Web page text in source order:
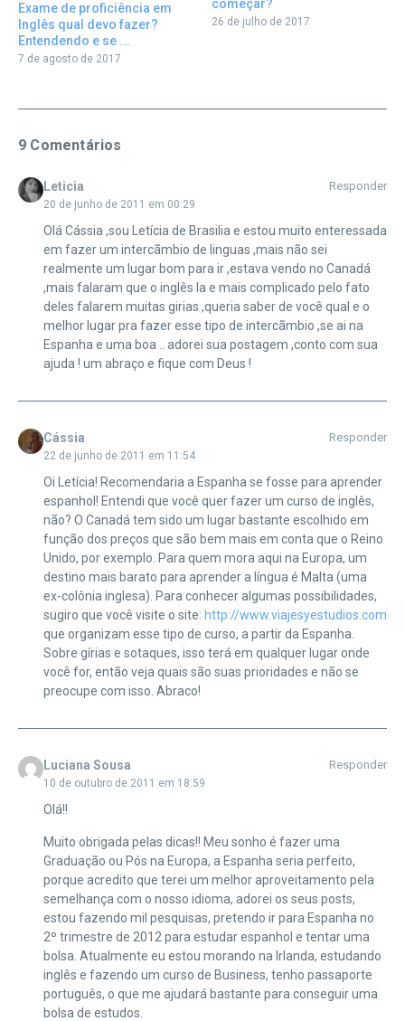
Exame de proficiência em
Inglês qual devo fazer?
Entendendo e se ...
7 de agosto de 2017
começar?
26 de julho de 2017
9 Comentários
Leticia
20 de junho de 2011 em 00:29
Responder
Olá Cássia ,sou Letícia de Brasilia e estou muito enteressada
em fazer um intercãmbio de linguas ,mais não sei
realmente um lugar bom para ir ,estava vendo no Canadá
,mais falaram que o inglês la e mais complicado pelo fato
deles falarem muitas girias ,queria saber de você qual e o
melhor lugar pra fazer esse tipo de intercãmbio ,se ai na
Espanha e uma boa .. adorei sua postagem ,conto com sua
ajuda ! um abraço e fique com Deus !
Cássia
22 de junho de 2011 em 11:54
Responder
Oi Letícia! Recomendaria a Espanha se fosse para aprender
espanhol! Entendi que você quer fazer um curso de inglês,
não? O Canadá tem sido um lugar bastante escolhido em
função dos preços que são bem mais em conta que o Reino
Unido, por exemplo. Para quem mora aqui na Europa, um
destino mais barato para aprender a língua é Malta (uma
ex-colônia inglesa). Para conhecer algumas possibilidades,
sugiro que você visite o site: http://www.viajesyestudios.com
que organizam esse tipo de curso, a partir da Espanha.
Sobre gírias e sotaques, isso terá em qualquer lugar onde
você for, então veja quais são suas prioridades e não se
preocupe com isso. Abraco!
Luciana Sousa
10 de outubro de 2011 em 18:59
Responder
Olá!!
Muito obrigada pelas dicas!! Meu sonho é fazer uma
Graduação ou Pós na Europa, a Espanha seria perfeito,
porque acredito que terei um melhor aproveitamento pela
semelhança com o nosso idioma, adorei os seus posts,
estou fazendo mil pesquisas, pretendo ir para Espanha no
2º trimestre de 2012 para estudar espanhol e tentar uma
bolsa. Atualmente eu estou morando na Irlanda, estudando
inglês e fazendo um curso de Business, tenho passaporte
português, o que me ajudará bastante para conseguir uma
bolsa de estudos.